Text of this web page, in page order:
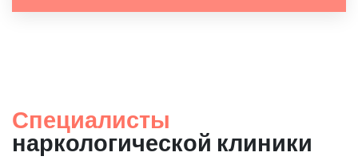
Специалисты
наркологической клиники